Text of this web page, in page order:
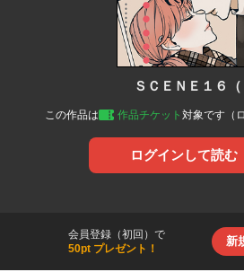
ＳＣＥＮＥ１６（
この作品は 作品チケット 対象です（
ログインして読む
会員登録（初回）で
50pt プレゼント！
新